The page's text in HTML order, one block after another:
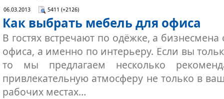
06.03.2013 5411 (+2126)
Как выбрать мебель для офиса
В гостях встречают по одёжке, а
офиса, а именно по интерьеру. Если вы
то мы предлагаем несколько
привлекательную атмосферу не только в
рабочих местах…